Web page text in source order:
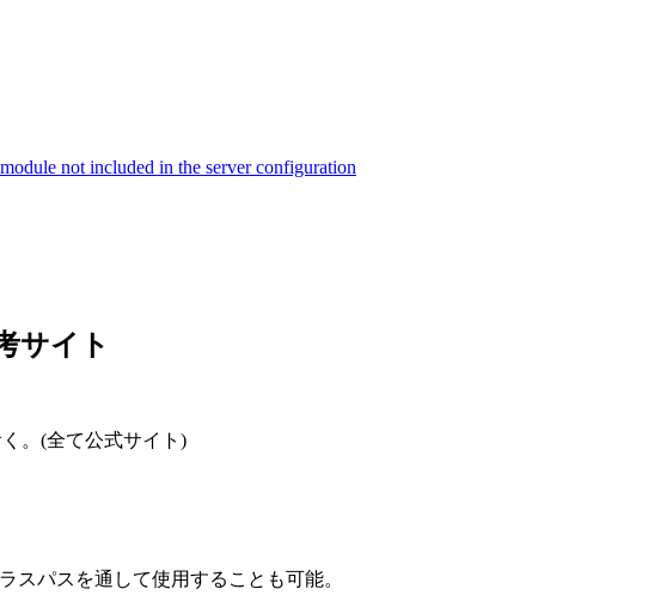
not included in the server configuration
サイト
。(全て公式サイト)
スパスを通して使用することも可能。